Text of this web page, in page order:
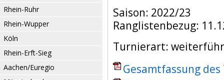
Rhein-Ruhr
Rhein-Wupper
Köln
Rhein-Erft-Sieg
Aachen/Euregio
Saison: 2022/23
Ranglistenbezug:
Turnierart:
Gesamtfassung